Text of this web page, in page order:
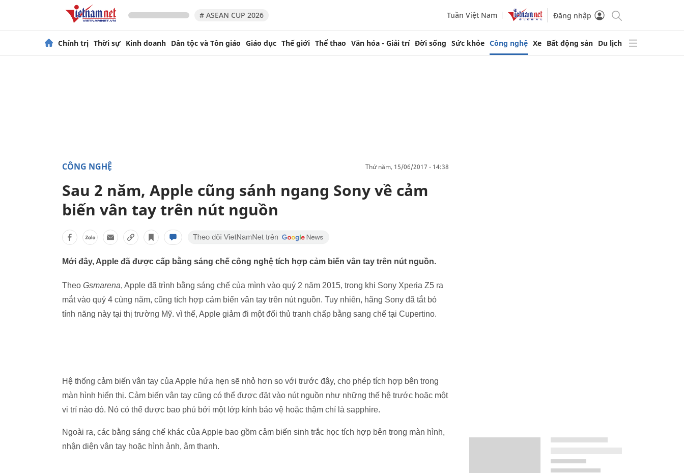
# ASEAN CUP 2026 Tuần Việt Nam Đăng nhập
Chính trị Thời sự Kinh doanh Dân tộc và Tôn giáo Giáo dục Thế giới Thể thao Văn hóa - Giải trí Đời sống Sức khỏe Công nghệ Xe Bất động sản Du lịch
CÔNG NGHỆ thứ năm, 15/06/2017 - 14:38
Sau 2 năm, Apple cũng sánh ngang Sony về cảm
biến vân tay trên nút nguồn
Mới đây, Apple đã được cấp bằng sáng chế công nghệ tích hợp cảm biến vân tay trên nút nguồn.
Theo Gsmarena, Apple đã trình bằng sáng chế của mình vào quý 2 năm 2015, trong khi Sony Xperia Z5 ra
mắt vào quý 4 cùng năm, cũng tích hợp cảm biến vân tay trên nút nguồn. Tuy nhiên, hãng Sony đã tắt bỏ
tính năng này tại thị trường Mỹ. vì thế, Apple giảm đi một đối thủ tranh chấp bằng sang chế tại Cupertino.
Hệ thống cảm biến vân tay của Apple hứa hẹn sẽ nhỏ hơn so với trước đây, cho phép tích hợp bên trong
màn hình hiển thị. Cảm biến vân tay cũng có thể được đặt vào nút nguồn như những thế hệ trước hoặc một
vi trí nào đó. Nó có thể được bao phủ bởi một lớp kính bảo vệ hoặc thậm chí là sapphire.
Ngoài ra, các bằng sáng chế khác của Apple bao gồm cảm biến sinh trắc học tích hợp bên trong màn hình,
nhận diện vân tay hoặc hình ảnh, âm thanh.